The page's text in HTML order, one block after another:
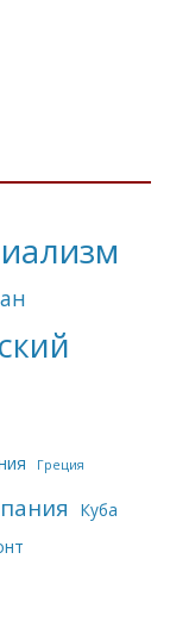
Греция
Куба